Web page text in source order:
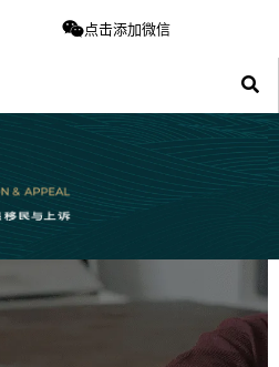
点击添加微信